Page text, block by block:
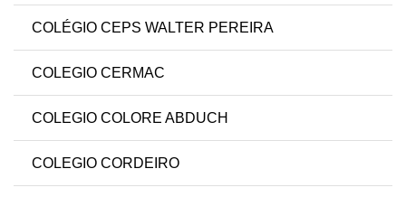
COLÉGIO CEPS WALTER PEREIRA
COLEGIO CERMAC
COLEGIO COLORE ABDUCH
COLEGIO CORDEIRO